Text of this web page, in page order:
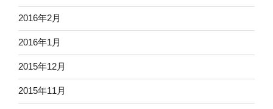
2016年2月
2016年1月
2015年12月
2015年11月